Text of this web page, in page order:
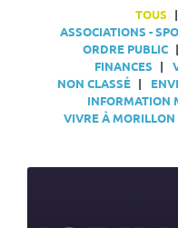
TOUS
ASSOCIATIONS -
ORDRE PUBLIC
FINANCES
NON CLASSÉ
INFORMATION
VIVRE À MORILLON
En